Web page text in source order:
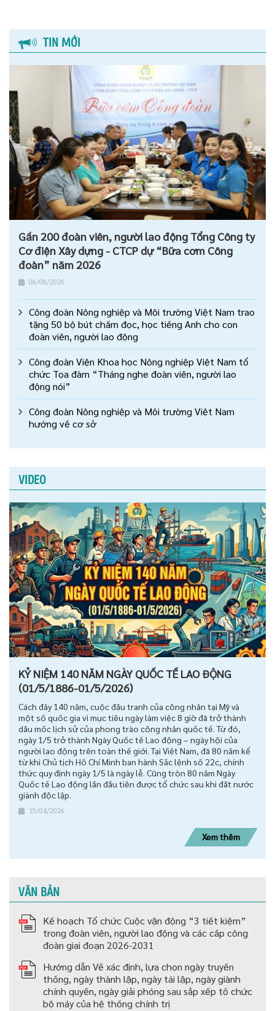
TIN MỚI
Gần 200 đoàn viên, người lao động Tổng Công ty
Cơ điện Xây dựng - CTCP dự “Bữa cơm Công
đoàn” năm 2026
06/08/2026
Công đoàn Nông nghiệp và Môi trường Việt Nam trao
tặng 50 bộ bút chấm đọc, học tiếng Anh cho con
đoàn viên, người lao động
Công đoàn Viện Khoa học Nông nghiệp Việt Nam tổ
chức Tọa đàm “Tháng nghe đoàn viên, người lao
động nói”
Công đoàn Nông nghiệp và Môi trường Việt Nam
hướng về cơ sở
VIDEO
KỶ NIỆM 140 NĂM NGÀY QUỐC TẾ LAO ĐỘNG
(01/5/1886-01/5/2026)
Cách đây 140 năm, cuộc đấu tranh của công nhân tại Mỹ và
một số quốc gia vì mục tiêu ngày làm việc 8 giờ đã trở thành
dấu mốc lịch sử của phong trào công nhân quốc tế. Từ đó,
ngày 1/5 trở thành Ngày Quốc tế Lao động – ngày hội của
người lao động trên toàn thế giới. Tại Việt Nam, đã 80 năm kể
từ khi Chủ tịch Hồ Chí Minh ban hành Sắc lệnh số 22c, chính
thức quy định ngày 1/5 là ngày lễ. Cũng tròn 80 năm Ngày
Quốc tế Lao động lần đầu tiên được tổ chức sau khi đất nước
giành độc lập.
15/04/2026
Xem thêm
VĂN BẢN
Kế hoạch Tổ chức Cuộc vận động “3 tiết kiệm”
trong đoàn viên, người lao động và các cấp công
đoàn giai đoạn 2026-2031
Hướng dẫn Về xác định, lựa chọn ngày truyền
thống, ngày thành lập, ngày tái lập, ngày giành
chính quyền, ngày giải phóng sau sắp xếp tố chức
bộ máy của hệ thống chính trị